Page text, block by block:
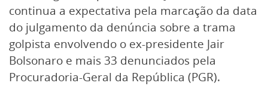
continua a expectativa pela marcação da data
do julgamento da denúncia sobre a trama
golpista envolvendo o ex-presidente Jair
Bolsonaro e mais 33 denunciados pela
Procuradoria-Geral da República (PGR).